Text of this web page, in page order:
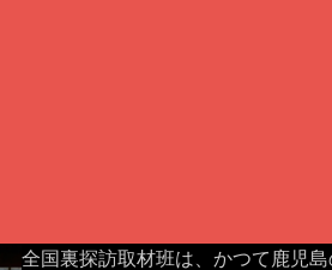
全国裏探訪取材班は、かつて鹿児